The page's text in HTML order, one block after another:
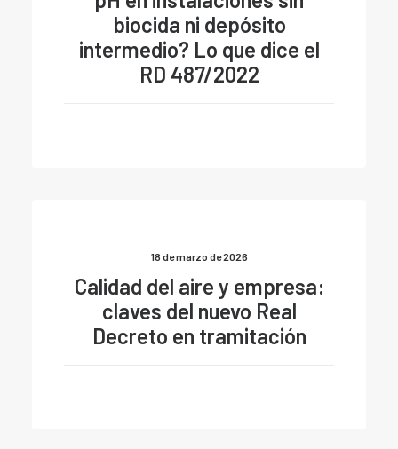
biocida ni depósito
intermedio? Lo que dice el
RD 487/2022
18 de marzo de 2026
Calidad del aire y empresa:
claves del nuevo Real
Decreto en tramitación